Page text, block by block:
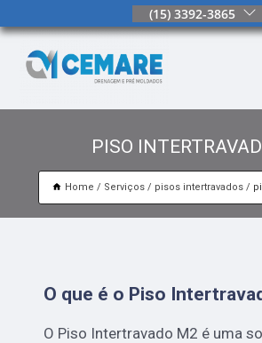
(15) 3392-3865
PISO
Home Serviços pisos intertravados
O que é o Piso
O Piso Intertravado M2 é uma